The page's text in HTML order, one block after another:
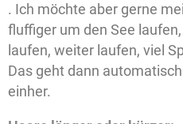
. Ich möchte aber gerne
fluffiger um den See
laufen, weiter laufen, viel
Das geht dann
einher.